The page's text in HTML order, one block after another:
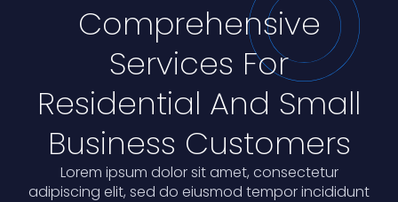
Comprehensive
Services For
Residential And Small
Business Customers
Lorem ipsum dolor sit amet, consectetur
adipiscing elit, sed do eiusmod tempor incididunt